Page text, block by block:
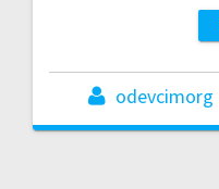
odevcimorg